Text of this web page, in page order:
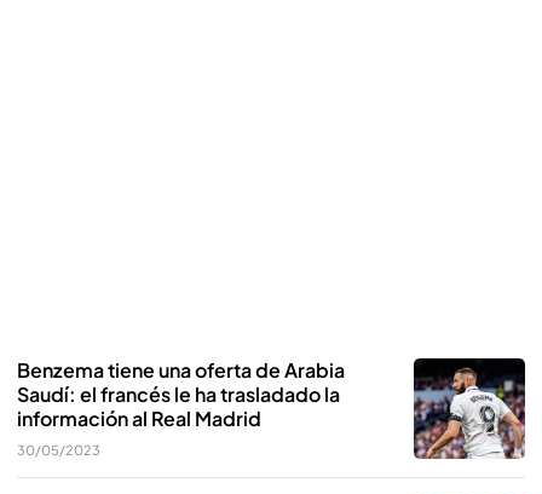
Benzema tiene una oferta de Arabia
Saudí: el francés le ha trasladado la
información al Real Madrid
30/05/2023